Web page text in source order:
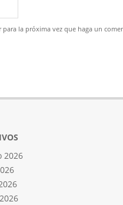
la próxima vez que haga un
2026